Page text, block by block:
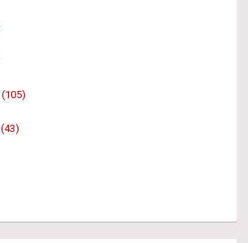
(105)
(43)